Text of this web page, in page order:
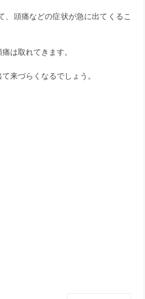
、頭痛などの症状が急に出てくるこ
は取れてきます。
来づらくなるでしょう。